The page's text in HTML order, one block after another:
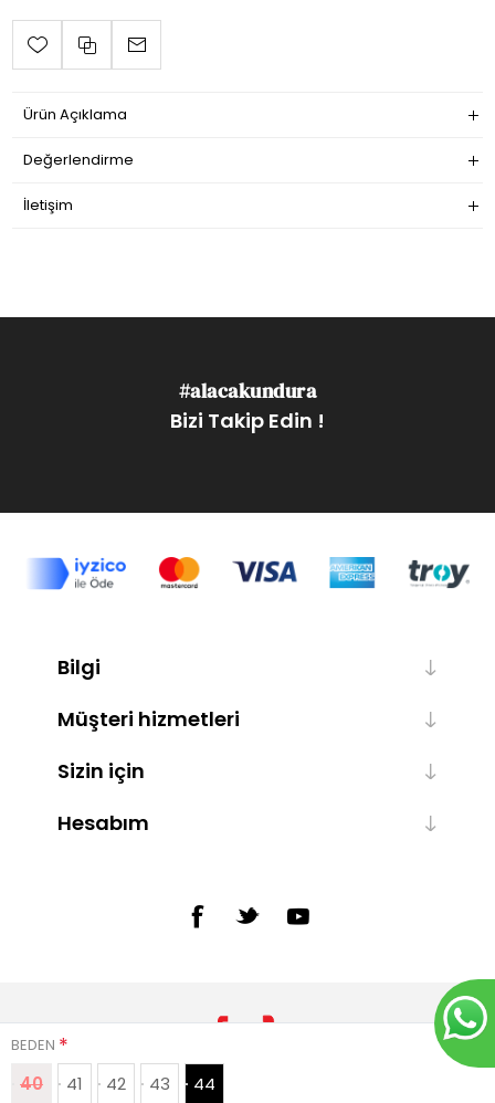
BEDEN *
40 41 42 43 44
Ürün Açıklama
Değerlendirme
İletişim
#alacakundura
Bizi Takip Edin !
Bilgi
Müşteri hizmetleri
Sizin için
Hesabım